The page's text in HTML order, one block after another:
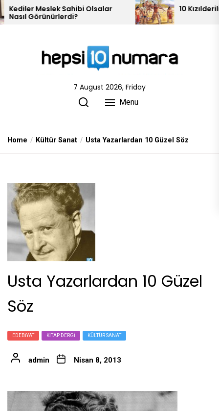
Skip
to
Olsalar
10 Kızılderili Kabilesi
7 August 2026, Friday
Menu
Home Kültür Sanat Usta Yazarlardan 10 Güzel Söz
Usta Yazarlardan 10 Güzel
Söz
EDEBIYAT KITAP DERGI KÜLTÜR SANAT
admin Nisan 8, 2013